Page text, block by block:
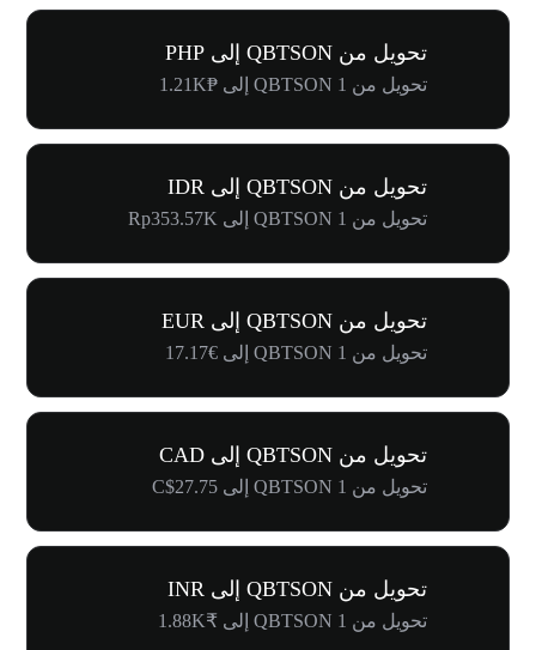
تحويل من QBTSON إلى PHP
تحويل من 1 QBTSON إلى ₱1.21K
تحويل من QBTSON إلى IDR
تحويل من 1 QBTSON إلى Rp353.57K
تحويل من QBTSON إلى EUR
تحويل من 1 QBTSON إلى €17.17
تحويل من QBTSON إلى CAD
تحويل من 1 QBTSON إلى C$27.75
تحويل من QBTSON إلى INR
تحويل من 1 QBTSON إلى ₹1.88K